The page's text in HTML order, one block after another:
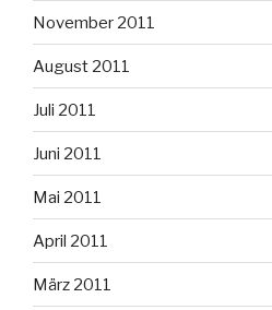
November 2011
August 2011
Juli 2011
Juni 2011
Mai 2011
April 2011
März 2011